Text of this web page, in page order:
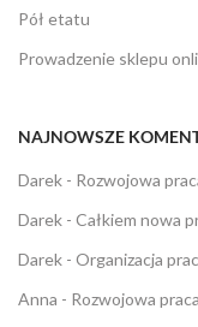
Pół etatu
Prowadzenie sklepu
NAJNOWSZE
Darek - Rozwojowa
Darek - Całkiem nowa
Darek - Organizacja
Anna - Rozwojowa praca